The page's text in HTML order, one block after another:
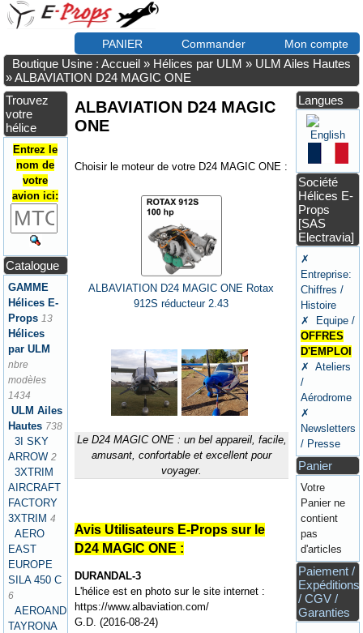
PANIER Commander Mon compte
Boutique Usine : Accueil » Hélices par ULM » ULM Ailes Hautes
»ALBAVIATION D24 MAGIC ONE
Trouvez
votre
hélice
Entrez le
nom de
votre
avion ici:
Catalogue
GAMME
Hélices E-
Props 13
Hélices
par ULM
nbre
modèles
1434
ULM Ailes
Hautes 738
3I SKY
ARROW 2
3XTRIM
AIRCRAFT
FACTORY
3XTRIM 4
AERO
EAST
EUROPE
SILA 450 C
6
AEROANDINA
TAYRONA
ALBAVIATION D24 MAGIC
ONE
Choisir le moteur de votre D24 MAGIC ONE :
ALBAVIATION D24 MAGIC ONE Rotax
912S réducteur 2.43
Le D24 MAGIC ONE : un bel appareil, facile,
amusant, confortable et excellent pour
voyager.
Avis Utilisateurs E-Props sur le
D24 MAGIC ONE :
DURANDAL-3
L'hélice est en photo sur le site internet :
https://www.albaviation.com/
G.D. (2016-08-24)
Langues
Société
Hélices E-
Props
[SAS
Electravia]
✗
Entreprise:
Chiffres /
Histoire
✗ Equipe /
OFFRES
D'EMPLOI
✗ Ateliers
/
Aérodrome
✗
Newsletters
/ Presse
Panier
Votre
Panier ne
contient
pas
d'articles
Paiement /
Expéditions
/ CGV /
Garanties